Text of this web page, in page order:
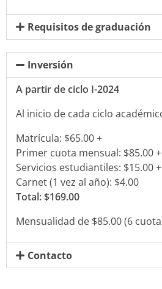
Requisitos de graduación
Inversión
A partir de ciclo I-2024
Al inicio de cada ciclo
Matrícula: $65.00 +
Primer cuota mensual: $85.00 +
Servicios estudiantiles: $15.00 +
Carnet (1 vez al año): $4.00
Total: $169.00
Mensualidad de $85.00 (6
Contacto